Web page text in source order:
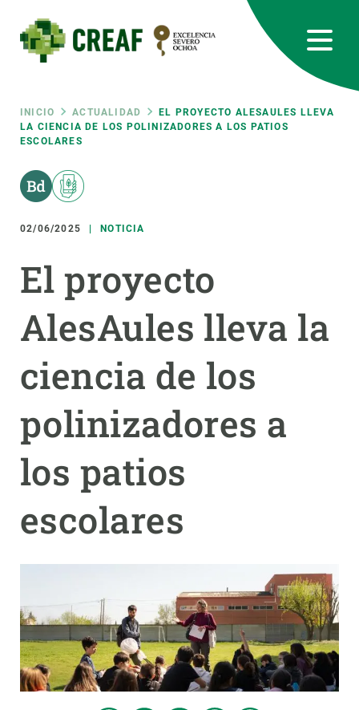
contenido
principal
Ruta
de
navegación
INICIO ACTUALIDAD
EL PROYECTO ALESAULES LLEVA
LA CIENCIA DE LOS POLINIZADORES A LOS PATIOS
ESCOLARES
02/06/2025 NOTICIA
El proyecto
AlesAules lleva la
ciencia de los
polinizadores a
los patios
escolares
RRSS
Featured
responsive
Responsive
menu
INVESTIGACIÓN
CIENCIA EN ACCIÓN
NOTICIAS Y AGENDA